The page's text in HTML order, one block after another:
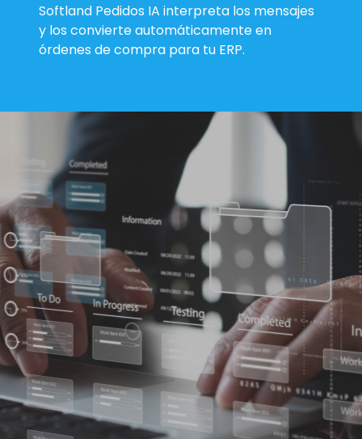
Softland Pedidos IA interpreta los mensajes
y los convierte automáticamente en
órdenes de compra para tu ERP.